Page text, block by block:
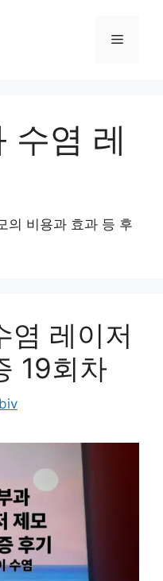
메
수염 레
의 비용과 효과 등 후
염 레이저
19회차